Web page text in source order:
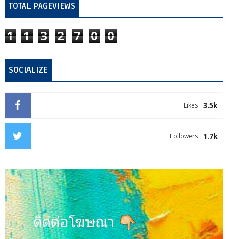
TOTAL PAGEVIEWS
1 1 3 2 7 0 0
SOCIALIZE
3.5k
Likes
1.7k
Followers